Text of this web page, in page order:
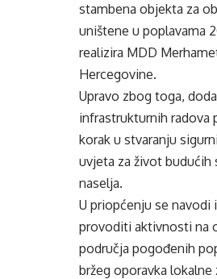
stambena objekta za
uništene u poplavama
realizira MDD
Hercegovine.
Upravo zbog toga,
infrastrukturnih radova
korak u stvaranju
uvjeta za život budućih
naselja.
U priopćenju se navodi
provoditi aktivnosti na
područja pogođenih
bržeg oporavka lokalne